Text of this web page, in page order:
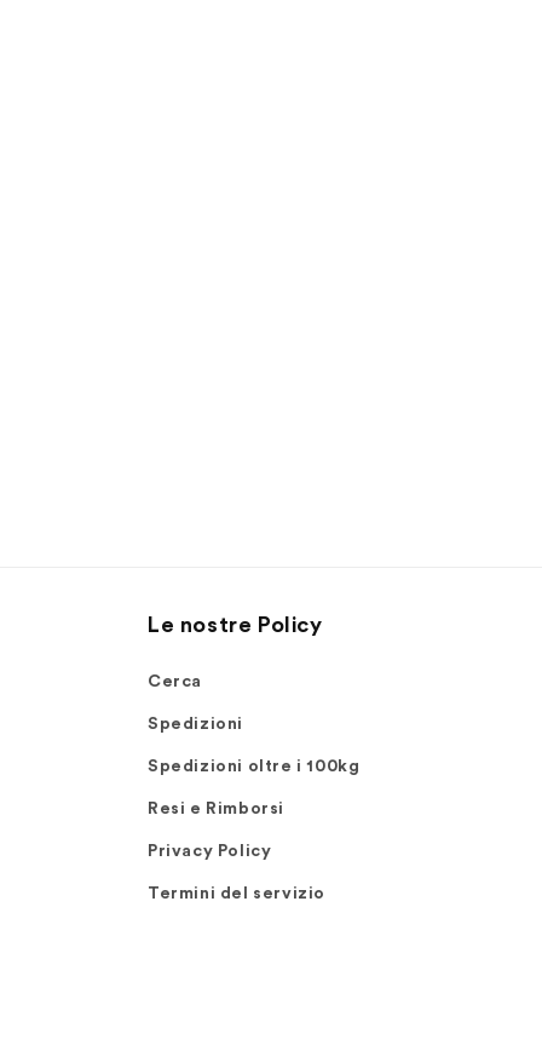
Le nostre Policy
Cerca
Spedizioni
Spedizioni oltre i 100kg
Resi e Rimborsi
Privacy Policy
Termini del servizio